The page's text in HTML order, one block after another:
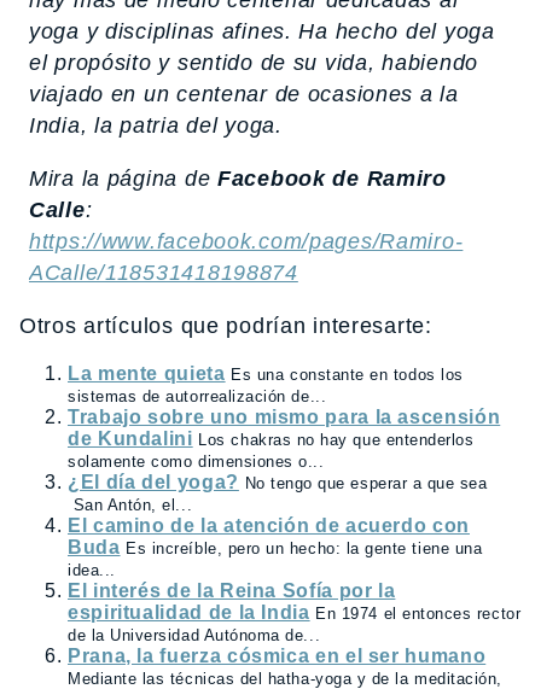
yoga y disciplinas afines. Ha hecho del yoga
el propósito y sentido de su vida, habiendo
viajado en un centenar de ocasiones a la
India, la patria del yoga.
Mira la página de Facebook de Ramiro
Calle:
https://www.facebook.com/pages/Ramiro-
ACalle/118531418198874
Otros artículos que podrían interesarte:
La mente quieta Es una constante en todos los
sistemas de autorrealización de...
Trabajo sobre uno mismo para la ascensión
de Kundalini Los chakras no hay que entenderlos
solamente como dimensiones o...
¿El día del yoga? No tengo que esperar a que sea
San Antón, el...
El camino de la atención de acuerdo con
Buda Es increíble, pero un hecho: la gente tiene una
idea...
El interés de la Reina Sofía por la
espiritualidad de la India En 1974 el entonces rector
de la Universidad Autónoma de...
Prana, la fuerza cósmica en el ser humano
Mediante las técnicas del hatha-yoga y de la meditación,